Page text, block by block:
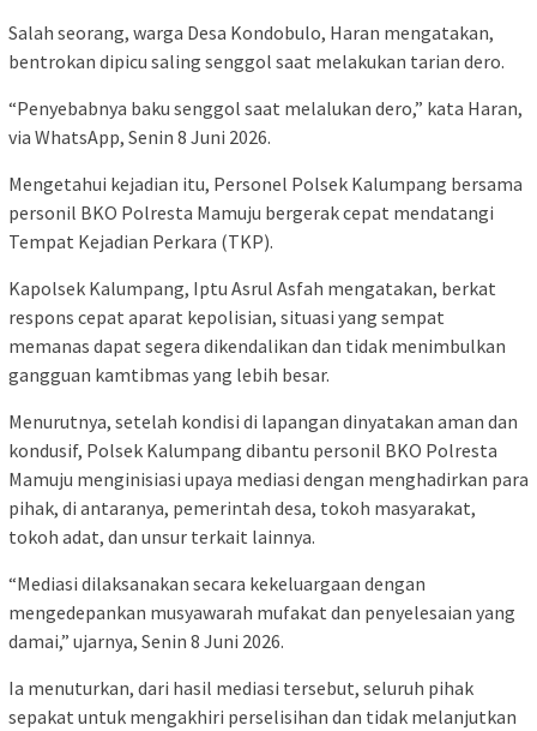
Salah seorang, warga Desa Kondobulo, Haran mengatakan,
bentrokan dipicu saling senggol saat melakukan tarian dero.
“Penyebabnya baku senggol saat melalukan dero,” kata Haran,
via WhatsApp, Senin 8 Juni 2026.
Mengetahui kejadian itu, Personel Polsek Kalumpang bersama
personil BKO Polresta Mamuju bergerak cepat mendatangi
Tempat Kejadian Perkara (TKP).
Kapolsek Kalumpang, Iptu Asrul Asfah mengatakan, berkat
respons cepat aparat kepolisian, situasi yang sempat
memanas dapat segera dikendalikan dan tidak menimbulkan
gangguan kamtibmas yang lebih besar.
Menurutnya, setelah kondisi di lapangan dinyatakan aman dan
kondusif, Polsek Kalumpang dibantu personil BKO Polresta
Mamuju menginisiasi upaya mediasi dengan menghadirkan para
pihak, di antaranya, pemerintah desa, tokoh masyarakat,
tokoh adat, dan unsur terkait lainnya.
“Mediasi dilaksanakan secara kekeluargaan dengan
mengedepankan musyawarah mufakat dan penyelesaian yang
damai,” ujarnya, Senin 8 Juni 2026.
Ia menuturkan, dari hasil mediasi tersebut, seluruh pihak
sepakat untuk mengakhiri perselisihan dan tidak melanjutkan